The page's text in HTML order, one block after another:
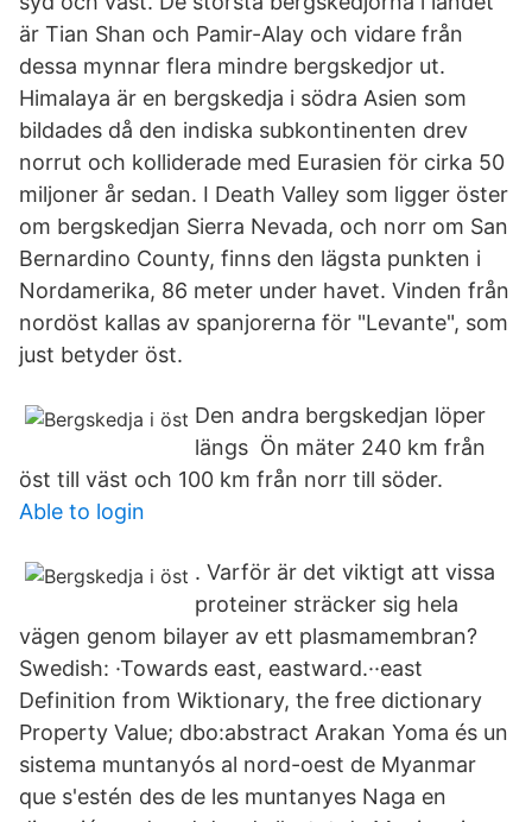
är Tian Shan och Pamir-Alay och vidare från
dessa mynnar flera mindre bergskedjor ut.
Himalaya är en bergskedja i södra Asien som
bildades då den indiska subkontinenten drev
norrut och kolliderade med Eurasien för cirka 50
miljoner år sedan. I Death Valley som ligger öster
om bergskedjan Sierra Nevada, och norr om San
Bernardino County, finns den lägsta punkten i
Nordamerika, 86 meter under havet. Vinden från
nordöst kallas av spanjorerna för "Levante", som
just betyder öst.
Den andra bergskedjan löper
längs Ön mäter 240 km från
öst till väst och 100 km från norr till söder.
Able to login
. Varför är det viktigt att vissa
proteiner sträcker sig hela
vägen genom bilayer av ett plasmamembran?
Swedish: ·Towards east, eastward.··east
Definition from Wiktionary, the free dictionary
Property Value; dbo:abstract Arakan Yoma és un
sistema muntanyós al nord-oest de Myanmar
que s'estén des de les muntanyes Naga en